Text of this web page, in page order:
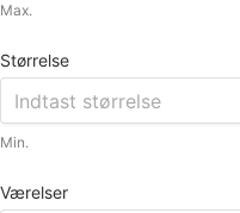
Max.
Størrelse
Min.
Værelser